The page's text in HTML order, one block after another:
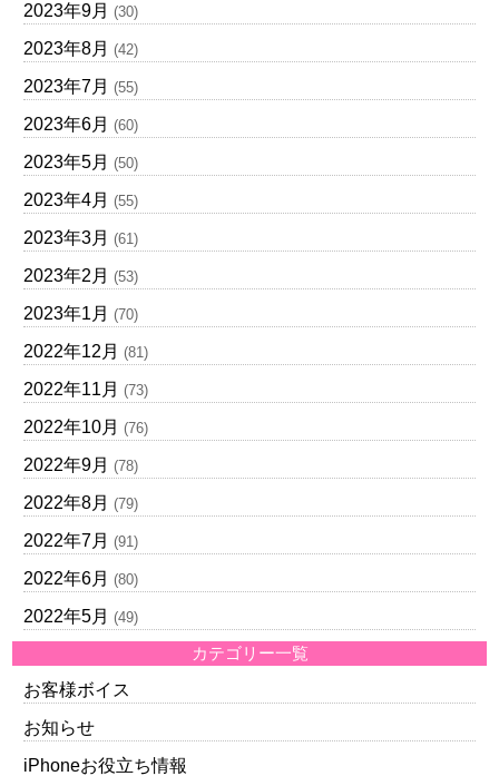
2023年9月 (30)
2023年8月 (42)
2023年7月 (55)
2023年6月 (60)
2023年5月 (50)
2023年4月 (55)
2023年3月 (61)
2023年2月 (53)
2023年1月 (70)
2022年12月 (81)
2022年11月 (73)
2022年10月 (76)
2022年9月 (78)
2022年8月 (79)
2022年7月 (91)
2022年6月 (80)
2022年5月 (49)
カテゴリー一覧
お客様ボイス
お知らせ
iPhoneお役立ち情報